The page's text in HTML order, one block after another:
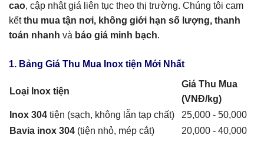
cao, cập nhật giá liên tục theo thị trường. Chúng tôi cam
kếtthu mua tận nơi, không giới hạn số lượng, thanh
toán nhanh và báo giá minh bạch.
1. Bảng Giá Thu Mua Inox tiện Mới Nhất
Loại Inox tiện
Giá Thu Mua
(VNĐ/kg)
Inox 304 tiện (sạch, không lẫn tạp chất)
25,000 - 50,000
Bavia inox 304 (tiện nhỏ, mép cắt)
20,000 - 40,000